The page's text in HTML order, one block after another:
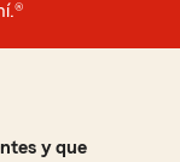
y que